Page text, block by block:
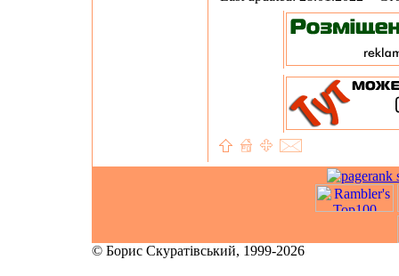
© Борис Скуратівський, 1999-2026